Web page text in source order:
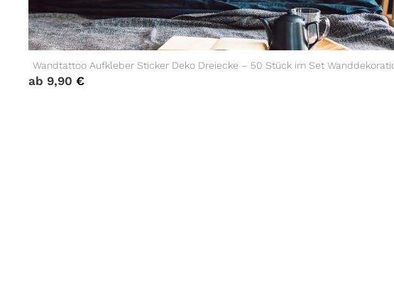
Wandtattoo Aufkleber Sticker Deko Dreiecke – 50 Stück im Set
ab 9,90 €